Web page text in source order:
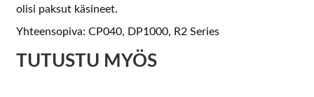
olisi paksut käsineet.
Yhteensopiva: CP040, DP1000, R2 Series
TUTUSTU MYÖS